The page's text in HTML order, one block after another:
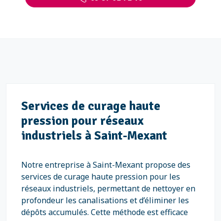
Services de curage haute
pression pour réseaux
industriels à Saint-Mexant
Notre entreprise à Saint-Mexant propose des
services de curage haute pression pour les
réseaux industriels, permettant de nettoyer en
profondeur les canalisations et d’éliminer les
dépôts accumulés. Cette méthode est efficace